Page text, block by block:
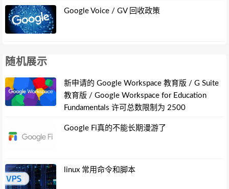
Google Voice / GV 回收政策
随机展示
新申请的 Google Workspace 教育版 / G Suite
教育版 / Google Workspace for Education
Fundamentals 许可总数限制为 2500
Google Fi真的不能长期漫游了
linux 常用命令和脚本